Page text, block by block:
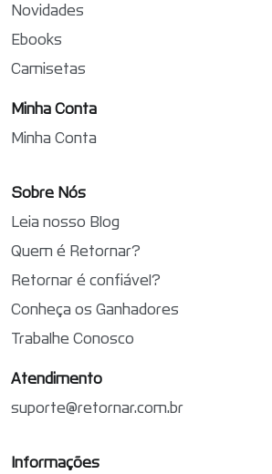
Novidades
Ebooks
Camisetas
Minha Conta
Minha Conta
Sobre Nós
Leia nosso Blog
Quem é Retornar?
Retornar é confiável?
Conheça os Ganhadores
Trabalhe Conosco
Atendimento
suporte@retornar.com.br
Informações